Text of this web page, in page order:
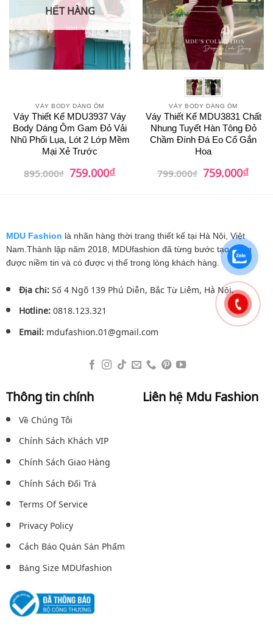
HẾT HÀNG
VÁY BODY DÁNG ÔM
Váy Thiết Kế MDU3937 Váy
Body Dáng Ôm Gam Đỏ Vải
Nhũ Phối Lụa, Lót 2 Lớp Mềm
Mại Xẻ Trước
895.000₫ Giá
gốc
759.000₫Giá
hiện
VÁY BODY DÁNG ÔM
Váy Thiết Kế MDU3831 Chất
Nhung Tuyết Hàn Tông Đỏ
Chầm Đính Đá Eo Cổ Gắn
Hoa
799.000₫ Giá
gốc
759.000₫Giá
hiện
MDU Fashion là nhãn hàng thời trang thiết kế tại Hà Nội, Việt
Nam.Thành lập năm 2018, MDUfashion đã từng bước tạo dựng
được niềm tin và có được vị thế trong lòng khách hàng.
Địa chỉ:Số 4 Ngõ 139 Phú Diễn, Bắc Từ Liêm, Hà Nội.
Hotline:0818.123.321
Email:mdufashion.01@gmail.com
Thông tin chính
Về Chúng Tôi
Chính Sách Khách VIP
Chính Sách Giao Hàng
Chính Sách Đổi Trả
Terms Of Service
Privacy Policy
Cách Bảo Quản Sản Phẩm
Bảng Size MDUfashion
Liên hệ Mdu Fashion